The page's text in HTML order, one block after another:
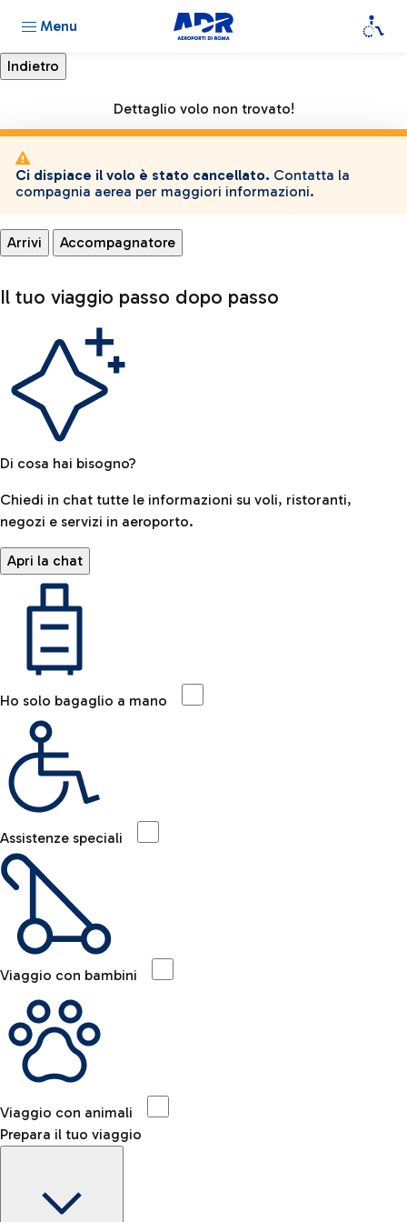
Menu
Dettaglio volo non trovato!
Ci dispiace il volo è stato cancellato. Contatta la
compagnia aerea per maggiori informazioni.
Arrivi Accompagnatore
Il tuo viaggio passo dopo passo
Di cosa hai bisogno?
Chiedi in chat tutte le informazioni su voli, ristoranti,
negozi e servizi in aeroporto.
Apri la chat
Ho solo bagaglio a mano
Assistenze speciali
Viaggio con bambini
Viaggio con animali
Prepara il tuo viaggio